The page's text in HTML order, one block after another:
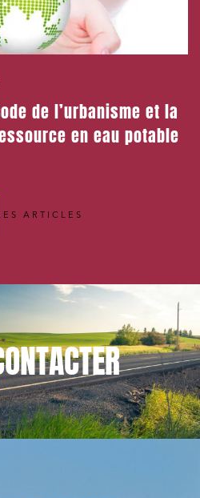
de l’urbanisme et la
en eau potable
ARTICLES